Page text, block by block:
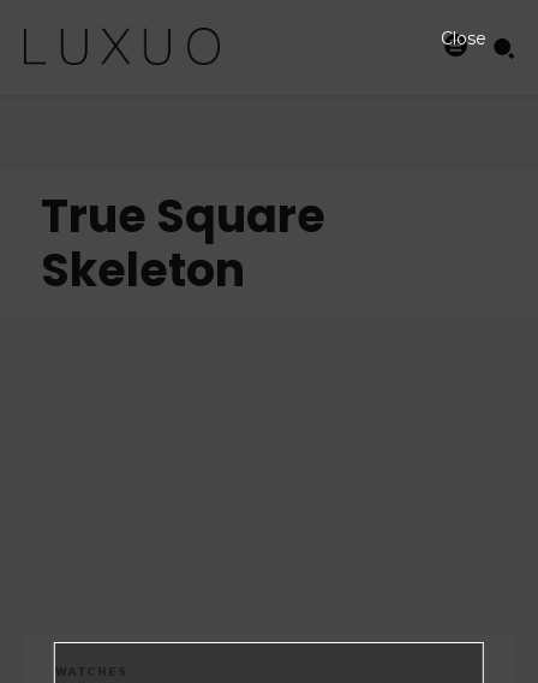
True Square
Skeleton
Close